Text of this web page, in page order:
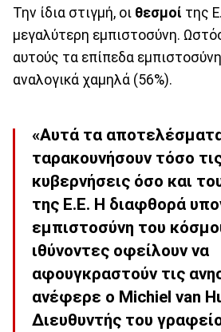
Την ίδια στιγμή, οι θεσμοί της
μεγαλύτερη εμπιστοσύνη.
αυτούς τα επίπεδα
αναλογικά χαμηλά (56%).
«Αυτά τα
ταρακουνήσουν τόσο
κυβερνήσεις όσο και
της Ε.Ε. Η διαφθορά
εμπιστοσύνη του
ιθύνοντες οφείλουν να
αφουγκραστούν τις
ανέφερε ο Michiel van
Διευθυντής του